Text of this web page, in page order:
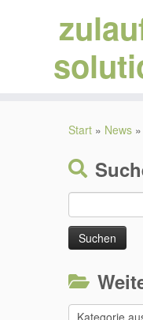
Start » News »
nach:
Weitere